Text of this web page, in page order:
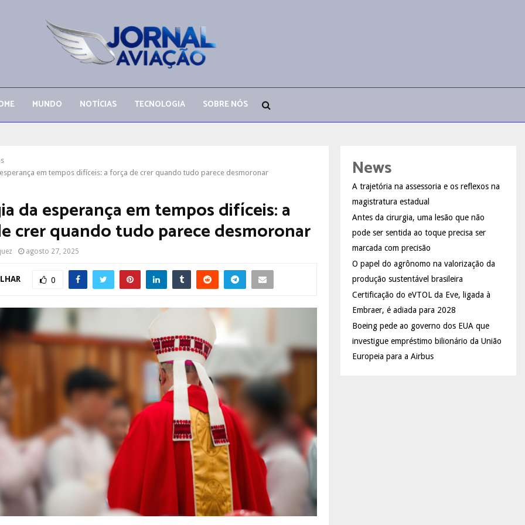
MUNDO NOTÍCIAS TECNOLOGIA SOBRE NÓS
em tempos difíceis: a força de crer quando tudo parece desmoronar
da esperança em tempos difíceis: a
crer quando tudo parece desmoronar
agosto 27, 2025
0
News
A trajetória na assessoria e os reflexos na
magistratura estadual
Antes da cirurgia, uma lesão que não
pode ser sentida ao toque precisa ser
marcada com precisão
O papel do agrônomo na valorização da
produção sustentável brasileira
Certificação do eVTOL da Eve, ligada à
Embraer, é adiada para 2028
Boeing pede ao governo dos EUA que
investigue empréstimo bilionário da União
Europeia para a Airbus